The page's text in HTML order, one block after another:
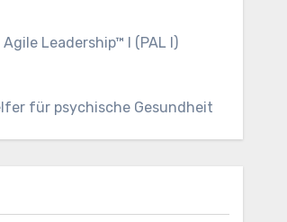
Leadership™ I (PAL I)
für psychische Gesundheit